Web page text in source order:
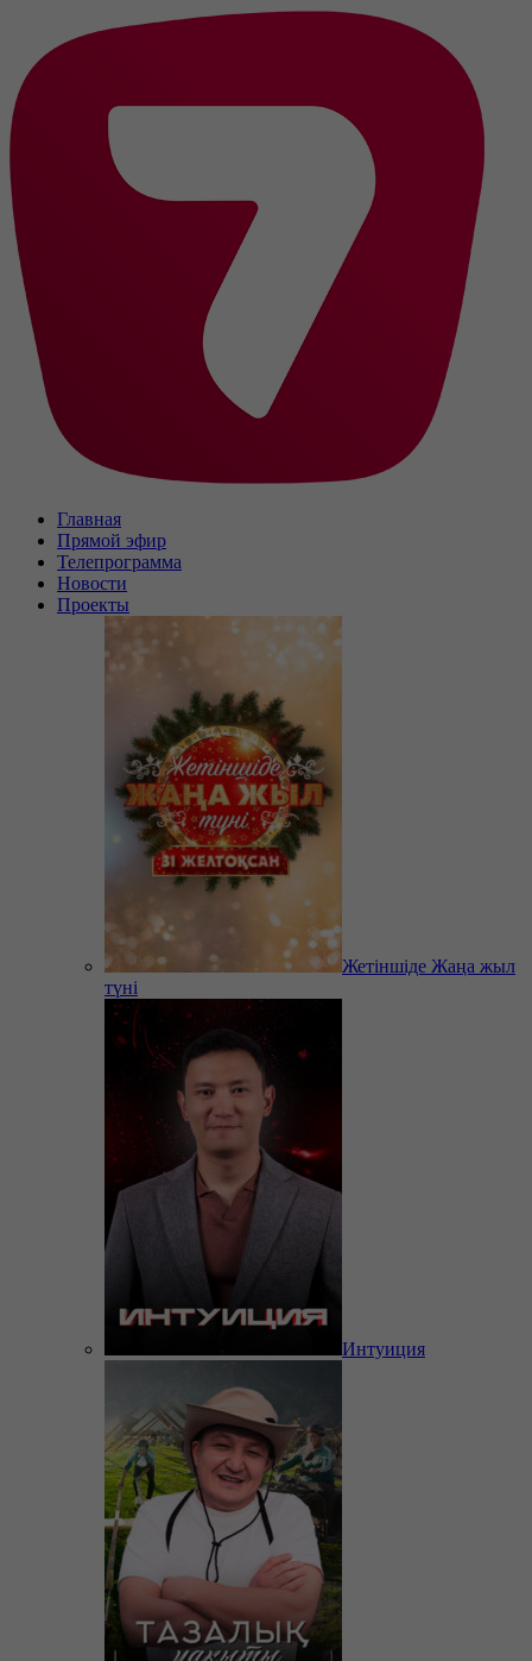
Главная
Прямой эфир
Телепрограмма
Новости
Проекты
Жетіншіде Жаңа жыл
түні
Интуиция